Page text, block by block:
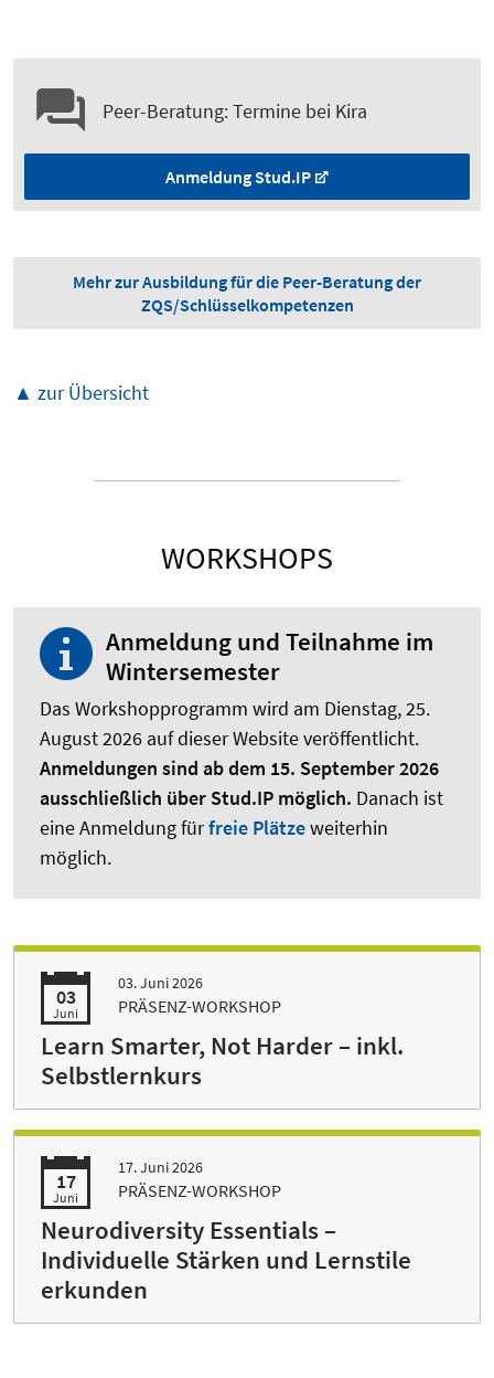
Peer-Beratung: Termine bei Kira
Anmeldung Stud.IP
Mehr zur Ausbildung für die Peer-Beratung der
ZQS/Schlüsselkompetenzen
▲ zur Übersicht
WORKSHOPS
Anmeldung und Teilnahme im
Wintersemester
Das Workshopprogramm wird am Dienstag, 25.
August 2026 auf dieser Website veröffentlicht.
Anmeldungen sind ab dem 15. September 2026
ausschließlich über Stud.IP möglich. Danach ist
eine Anmeldung fürfreie Plätzeweiterhin
möglich.
03
Juni
03. Juni 2026
PRÄSENZ-WORKSHOP
Learn Smarter, Not Harder – inkl.
Selbstlernkurs
17
Juni
17. Juni 2026
PRÄSENZ-WORKSHOP
Neurodiversity Essentials –
Individuelle Stärken und Lernstile
erkunden